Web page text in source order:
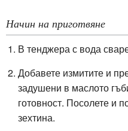
Начин на приготвяне
В тенджера с вода
Добавете измитите и
задушени в маслото
готовност. Посолете и
зехтина.